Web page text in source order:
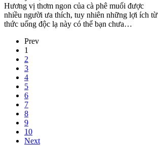
Hương vị thơm ngon của cà phê muối được
nhiều người ưa thích, tuy nhiên những lợi ích từ
thức uống độc lạ này có thể bạn chưa…
Prev
1
2
3
4
5
6
7
8
9
10
Next